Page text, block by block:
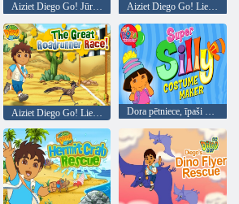
Aiziet Diego Go! Jūras bruņurupucis Tuga Aiziet Diego Go! Lietus meža piedzīvojums
Aiziet Diego Go! Lielā Roadrunner Race Dora pētniece, īpaši dumjš kostīmu veidotāja